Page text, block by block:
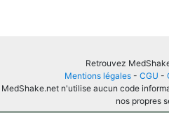
Retrouvez
Mentions légales - CGU -
MedShake.net n'utilise aucun code
nos propres